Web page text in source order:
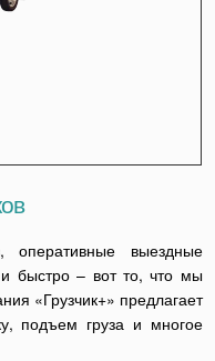
оперативные выездные
быстро – вот то, что мы
«Грузчик+» предлагает
подъем груза и многое